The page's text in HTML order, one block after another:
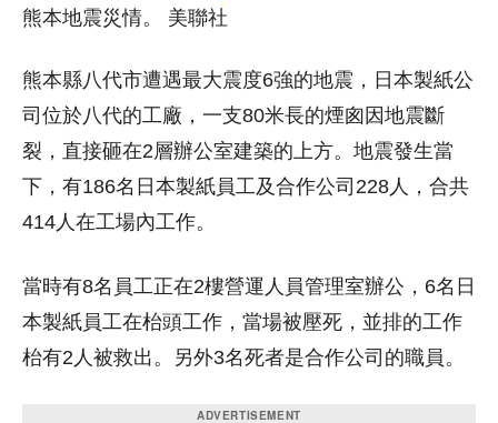
熊本地震災情。 美聯社
熊本縣八代市遭遇最大震度6強的地震，日本製紙公
司位於八代的工廠，一支80米長的煙囪因地震斷
裂，直接砸在2層辦公室建築的上方。地震發生當
下，有186名日本製紙員工及合作公司228人，合共
414人在工場內工作。
當時有8名員工正在2樓營運人員管理室辦公，6名日
本製紙員工在枱頭工作，當場被壓死，並排的工作
枱有2人被救出。另外3名死者是合作公司的職員。